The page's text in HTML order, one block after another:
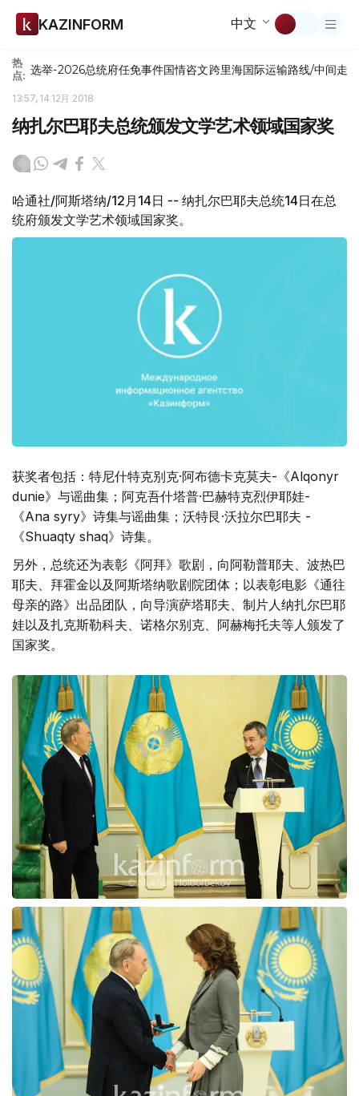
KAZINFORM 中文
热
点: 选举-2026总统府任免事件国情咨文跨里海国际运输路线/中间走廊
13:57, 14 12月 2018
纳扎尔巴耶夫总统颁发文学艺术领域国家奖
哈通社/阿斯塔纳/12月14日 -- 纳扎尔巴耶夫总统14日在总
统府颁发文学艺术领域国家奖。
获奖者包括：特尼什特克别克·阿布德卡克莫夫-《Alqonyr
dunie》与谣曲集；阿克吾什塔普·巴赫特克烈伊耶娃-
《Ana syry》诗集与谣曲集；沃特艮·沃拉尔巴耶夫 -
《Shuaqty shaq》诗集。
另外，总统还为表彰《阿拜》歌剧，向阿勒普耶夫、波热巴
耶夫、拜霍金以及阿斯塔纳歌剧院团体；以表彰电影《通往
母亲的路》出品团队，向导演萨塔耶夫、制片人纳扎尔巴耶
娃以及扎克斯勒科夫、诺格尔别克、阿赫梅托夫等人颁发了
国家奖。